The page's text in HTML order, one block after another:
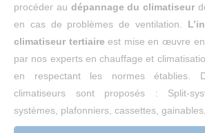
procéder au dépannage du climatiseur
en cas de problèmes de ventilation.
climatiseur tertiaire est mise en œuvre
par nos experts en chauffage et
en respectant les normes établies.
climatiseurs sont proposés : Split-
systèmes, plafonniers, cassettes,